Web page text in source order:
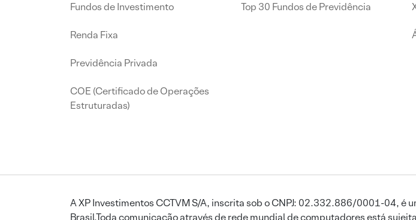
Fundos de Investimento
Renda Fixa
Previdência Privada
COE (Certificado de Operações
Estruturadas)
Top 30 Fundos de Previdência
A XP Investimentos CCTVM S/A, inscrita sob o CNPJ: 02.332.886/0001-04,
Brasil.Toda comunicação através de rede mundial de computadores está